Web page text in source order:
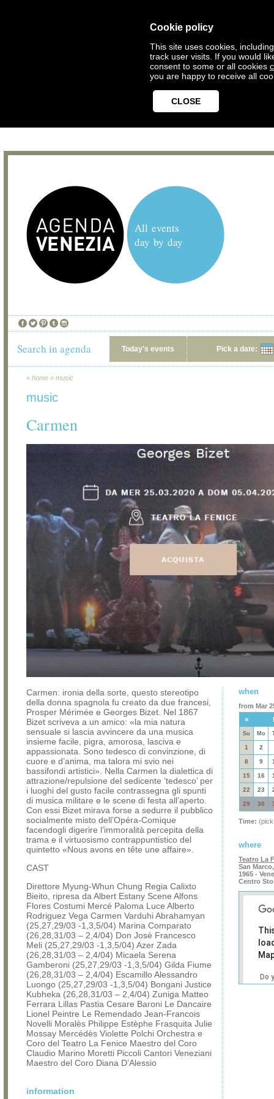
Cookie policy
This site uses cookies,
track user visits. If you would
consent to some or all cookies
you are happy to receive all
CLOSE
All events
day by day
Search in agenda Today's events Pick a date:
» home » music
music
Carmen
Carmen: ironia della sorte, questo stereotipo
della donna spagnola fu creato da due francesi,
Prosper Mérimée e Georges Bizet. Nel 1867
Bizet scriveva a un amico: «la mia natura
sensuale si lascia avvincere da una musica
insieme facile, pigra, amorosa, lasciva e
appassionata. Sono tedesco di convinzione, di
cuore e d’anima, ma talora mi svio nei
bassifondi artistici». Nella Carmen la dialettica di
attrazione/repulsione del sedicente ‘tedesco’ per
i luoghi del gusto facile contrassegna gli spunti
di musica militare e le scene di festa all’aperto.
Con essi Bizet mirava forse a sedurre il pubblico
socialmente misto dell’Opéra-Comique
facendogli digerire l’immoralità percepita della
trama e il virtuosismo contrappuntistico del
quintetto «Nous avons en tête une affaire».
CAST
Direttore Myung-Whun Chung Regia Calixto
Bieito, ripresa da Albert Estany Scene Alfons
Flores Costumi Mercé Paloma Luce Alberto
Rodriguez Vega Carmen Varduhi Abrahamyan
(25,27,29/03 -1,3,5/04) Marina Comparato
(26,28,31/03 – 2,4/04) Don Josè Francesco
Meli (25,27,29/03 -1,3,5/04) Azer Zada
(26,28,31/03 – 2,4/04) Micaela Serena
Gamberoni (25,27,29/03 -1,3,5/04) Gilda Fiume
(26,28,31/03 – 2,4/04) Escamillo Alessandro
Luongo (25,27,29/03 -1,3,5/04) Bongani Justice
Kubheka (26,28,31/03 – 2,4/04) Zuniga Matteo
Ferrara Lillas Pastia Cesare Baroni Le Dancaire
Lionel Peintre Le Remendado Jean-Francois
Novelli Moralès Philippe Estèphe Frasquita Julie
Mossay Mercédès Violette Polchi Orchestra e
Coro del Teatro La Fenice Maestro del Coro
Claudio Marino Moretti Piccoli Cantori Veneziani
Maestro del Coro Diana D’Alessio
information
when
from Mar
«
Su Mo
1 2
8 9
15 16
22 23
29 30
Time:
where
Teatro La
San
1965 -
Centro
Do